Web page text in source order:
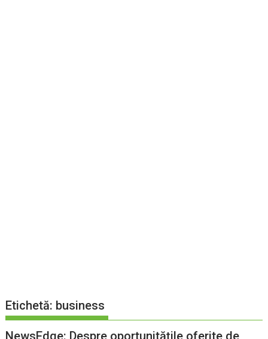
Etichetă: business
NewsEdge: Despre oportunitățile oferite de